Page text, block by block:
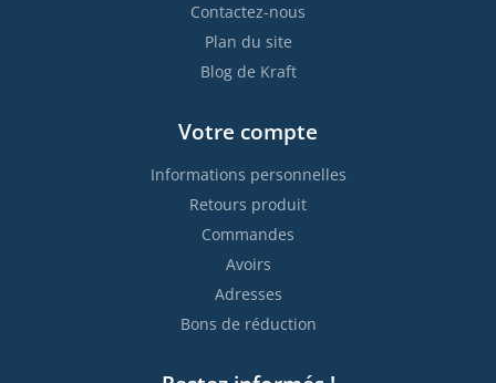
Contactez-nous
Plan du site
Blog de Kraft
Votre compte
Informations personnelles
Retours produit
Commandes
Avoirs
Adresses
Bons de réduction